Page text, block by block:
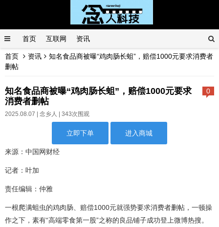
首页 互联网 资讯
首页 资讯
知名食品商被曝“鸡肉肠长蛆”，赔偿1000元要求消费者
删帖
0
知名食品商被曝“鸡肉肠长蛆”，赔偿1000元要求
消费者删帖
2025.08.07 | 念乡人 | 343次围观
立即下单 进入商城
来源：中国网财经
记者：叶加
责任编辑：仲雅
一根爬满蛆虫的鸡肉肠、赔偿1000元就强势要求消费者删帖，一顿操
作之下，素有“高端零食第一股”之称的良品铺子成功登上微博热搜。